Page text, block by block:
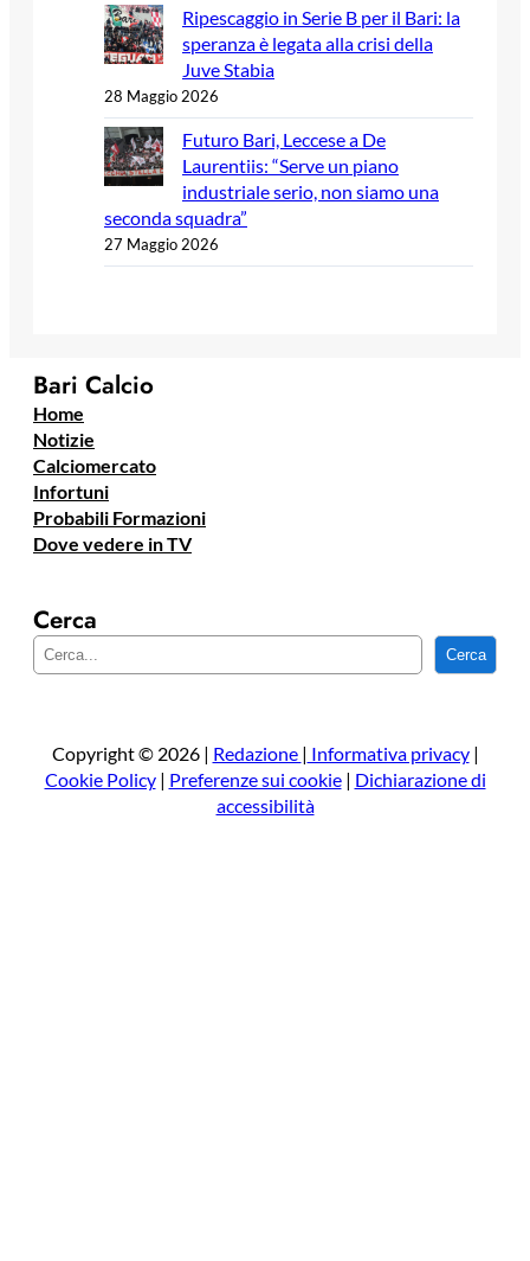
Ripescaggio in Serie B per il Bari: la
speranza è legata alla crisi della
Juve Stabia
28 Maggio 2026
Futuro Bari, Leccese a De
Laurentiis: “Serve un piano
industriale serio, non siamo una
seconda squadra”
27 Maggio 2026
Bari Calcio
Home
Notizie
Calciomercato
Infortuni
Probabili Formazioni
Dove vedere in TV
Cerca
e
a
Cerca
Copyright © 2026 | Redazione | Informativa privacy|
Cookie Policy| Preferenze sui cookie| Dichiarazione di
accessibilità